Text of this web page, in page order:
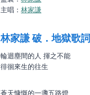
主唱： 林家謙
林家謙破．地獄歌詞
輪迴塵間的人 揮之不能
徘徊來生的往生
蒼天慷慨的一盞五路燈